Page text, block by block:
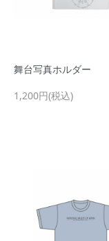
舞台写真ホルダー
1,200円(税込)